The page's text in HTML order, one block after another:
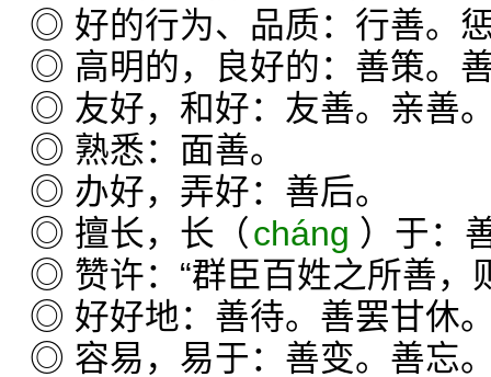
◎ 好的行为、品质：行善。
◎ 高明的，良好的：善策。
◎ 友好，和好：友善。亲善
◎ 熟悉：面善。
◎ 办好，弄好：善后。
◎ 擅长，长（cháng ）于：
◎ 赞许：“群臣百姓之所善，
◎ 好好地：善待。善罢甘休
◎ 容易，易于：善变。善忘